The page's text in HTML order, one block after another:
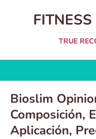
TRUE
Bioslim
Composición,
Aplicación,